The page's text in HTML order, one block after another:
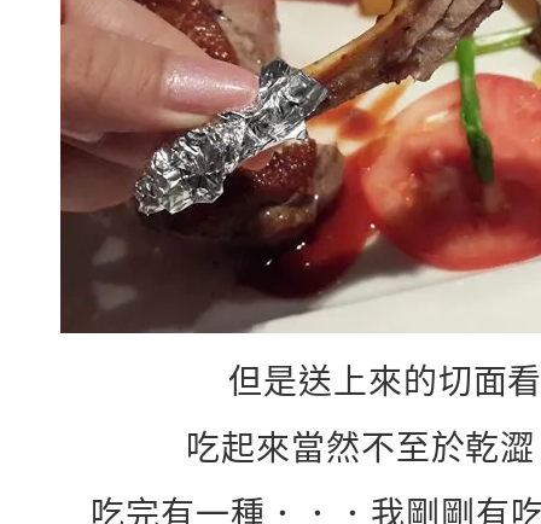
但是送上來的切面
吃起來當然不至於乾
吃完有一種．．．我剛剛有